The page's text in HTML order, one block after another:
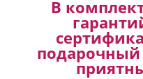
В
подарочный